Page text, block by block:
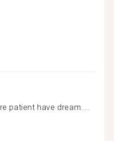
patient have dream....